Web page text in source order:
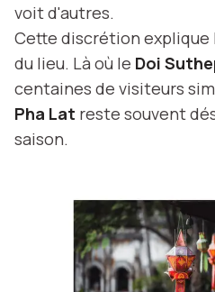
voit d'autres.
Cette discrétion explique
du lieu. Là où le Doi
centaines de visiteurs
Pha Lat reste souvent
saison.